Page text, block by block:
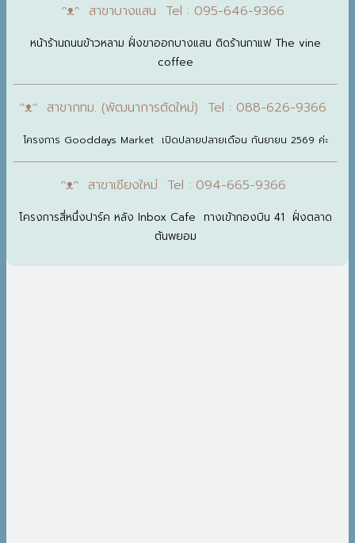
ᵔᴥᵔ สาขาบางแสน Tel : 095-646-9366
หน้าร้านถนนข้าวหลาม ฝั่งขาออกบางแสน ติดร้านกาแฟ The vine
coffee
ᵔᴥᵔ สาขากทม. (พัฒนาการตัดใหม่) Tel : 088-626-9366
โครงการ Gooddays Market เปิดปลายปลายเดือน กันยายน 2569 ค่ะ
ᵔᴥᵔ สาขาเชียงใหม่ Tel : 094-665-9366
โครงการสี่หนึ่งปาร์ค หลัง Inbox Cafe ทางเข้ากองบิน 41 ฝั่งตลาด
ต้นพยอม